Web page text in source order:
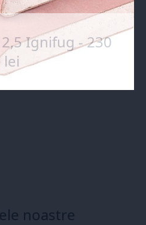
Ignifug - 230
lei
noastre